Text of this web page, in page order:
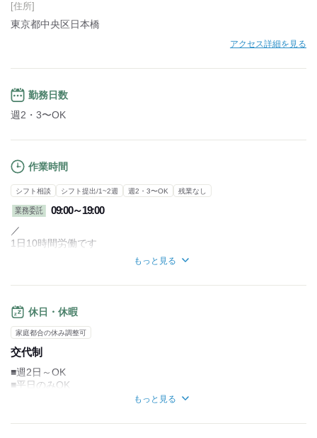
[住所]
東京都中央区日本橋
アクセス詳細を見る
勤務日数
週2・3〜OK
作業時間
シフト相談 シフト提出/1~2週 週2・3〜OK 残業なし
業務委託 09:00～19:00
／
1日10時間労働です
就業時間になれば、配達物が残っていても
＼
【勤務時間詳細】
■拘束時間11時間
(実働10時間/休憩1時間)
■平日のみOK
■週2～OK
もっと見る
休日・休暇
家庭都合の休み調整可
交代制
■週2日～OK
■平日のみOK
…LINEでのシフト提出
もっと見る